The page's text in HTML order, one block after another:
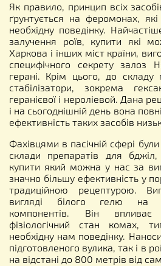
Як правило, принцип всіх
ґрунтується на феромонах,
необхідну поведінку.
залучення роїв, купити які
Харкова і інших міст країни,
специфічного секрету залоз
герані. Крім цього, до складу
стабілізатори, зокрема
геранієвої і нероліевой. Дана
і на сьогоднішній день вона
ефективність таких засобів
Фахівцями в пасічній сфері
склади препаратів для
купити який можна у нас за
значно більшу ефективність у
традиційною рецептурою.
вигляді білого гелю на
компонентів. Він
фізіологічний стан комах,
необхідну нам поведінку.
підготовленого вулика, так і в
на відстані до 800 метрів від